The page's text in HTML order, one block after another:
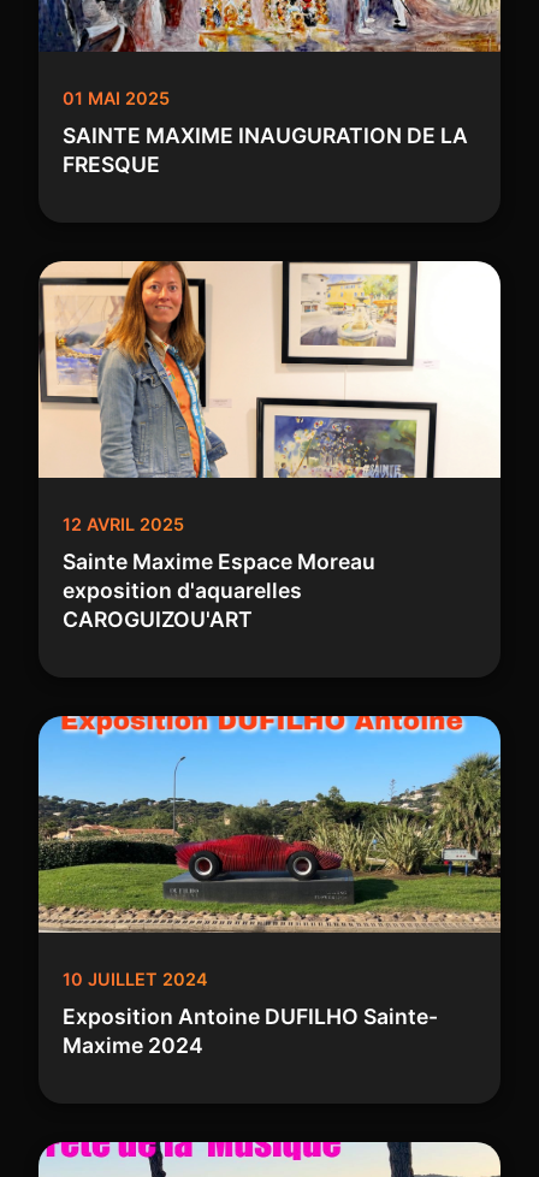
01 MAI 2025
SAINTE MAXIME INAUGURATION DE LA
FRESQUE
12 AVRIL 2025
Sainte Maxime Espace Moreau
exposition d'aquarelles
CAROGUIZOU'ART
10 JUILLET 2024
Exposition Antoine DUFILHO Sainte-
Maxime 2024